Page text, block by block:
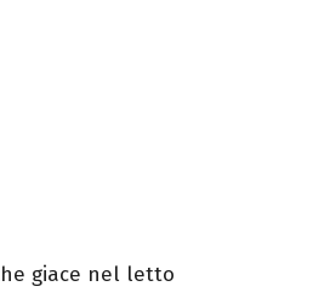
giace nel letto